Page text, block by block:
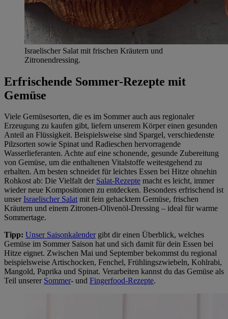
Israelischer Salat mit frischen Kräutern und
Zitronendressing.
Erfrischende Sommer-Rezepte mit
Gemüse
Viele Gemüsesorten, die es im Sommer auch aus regionaler
Erzeugung zu kaufen gibt, liefern unserem Körper einen gesunden
Anteil an Flüssigkeit. Beispielsweise sind Spargel, verschiedenste
Pilzsorten sowie Spinat und Radieschen hervorragende
Wasserlieferanten. Achte auf eine schonende, gesunde Zubereitung
von Gemüse, um die enthaltenen Vitalstoffe weitestgehend zu
erhalten. Am besten schneidet für leichtes Essen bei Hitze ohnehin
Rohkost ab: Die Vielfalt der Salat-Rezepte macht es leicht, immer
wieder neue Kompositionen zu entdecken. Besonders erfrischend ist
unserIsraelischer Salatmit fein gehacktem Gemüse, frischen
Kräutern und einem Zitronen-Olivenöl-Dressing – ideal für warme
Sommertage.
Tipp: Unser Saisonkalendergibt dir einen Überblick, welches
Gemüse im Sommer Saison hat und sich damit für dein Essen bei
Hitze eignet. Zwischen Mai und September bekommst du regional
beispielsweise Artischocken, Fenchel, Frühlingszwiebeln, Kohlrabi,
Mangold, Paprika und Spinat. Verarbeiten kannst du das Gemüse als
Teil unserer Sommer- und Fingerfood-Rezepte.